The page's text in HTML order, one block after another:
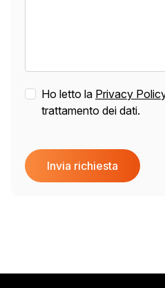
Ho letto la Privacy
trattamento dei dati.
Invia richiesta